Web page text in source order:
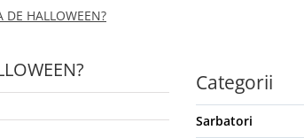
DE HALLOWEEN?
Categorii
Sarbatori